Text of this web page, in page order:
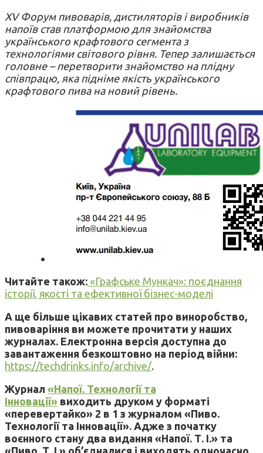
XV Форум пивоварів, дистиляторів і виробників
напоїв став платформою для знайомства
українського крафтового сегмента з
технологіями світового рівня. Тепер залишається
головне – перетворити знайомство на плідну
співпрацю, яка підніме якість українського
крафтового пива на новий рівень.
Читайте також: «Графське Мункач»: поєднання
історії, якості та ефективної бізнес-моделі
А ще більше цікавих статей про виноробство,
пивоваріння ви можете прочитати у наших
журналах. Електронна версія доступна до
завантаження безкоштовно на період війни:
https://techdrinks.info/archive/.
Журнал «Напої. Технології та
Інновації» виходить друком у форматі
«перевертайко» 2 в 1 з журналом «Пиво.
Технології та Інновації». Адже з початку
воєнного стану два видання «Напої. Т. І.» та
«Пиво. Т. І.» об’єдналися і виходять одночасно.